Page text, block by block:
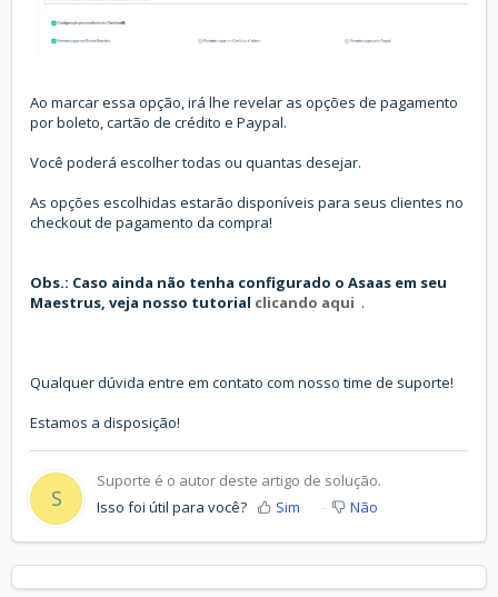
Ao marcar essa opção, irá lhe revelar as opções de pagamento
por boleto, cartão de crédito e Paypal.
Você poderá escolher todas ou quantas desejar.
As opções escolhidas estarão disponíveis para seus clientes no
checkout de pagamento da compra!
Obs.: Caso ainda não tenha configurado o Asaas em seu
Maestrus, veja nosso tutorial clicando aqui .
Qualquer dúvida entre em contato com nosso time de suporte!
Estamos a disposição!
S
Suporte é o autor deste artigo de solução.
Isso foi útil para você?
Sim Não